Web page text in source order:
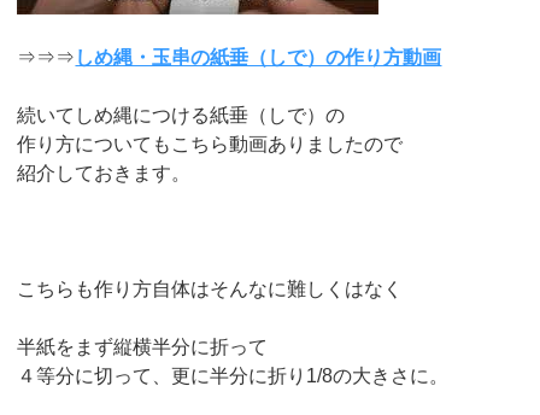
⇒⇒⇒ しめ縄・玉串の紙垂（しで）の作り方動画
続いてしめ縄につける紙垂（しで）の
作り方についてもこちら動画ありましたので
紹介しておきます。
こちらも作り方自体はそんなに難しくはなく
半紙をまず縦横半分に折って
４等分に切って、更に半分に折り1/8の大きさに。